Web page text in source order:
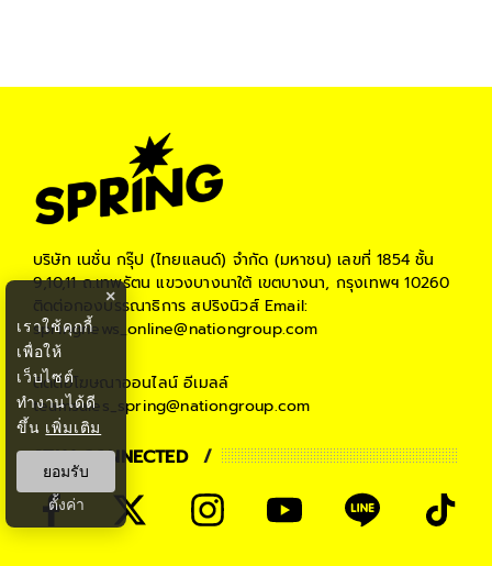
บริษัท เนชั่น กรุ๊ป (ไทยแลนด์) จำกัด (มหาชน) เลขที่ 1854 ชั้น
9,10,11 ถ.เทพรัตน แขวงบางนาใต้ เขตบางนา, กรุงเทพฯ 10260
ติดต่อกองบรรณาธิการ สปริงนิวส์Email:
springnews_online@nationgroup.com
ติดต่อโฆษณาออนไลน์ อีเมลล์
teamsales_spring@nationgroup.com
STAY CONNECTED
×
เราใช้คุกกี้
เพื่อให้
เว็บไซต์
ทำงานได้ดี
ขึ้น เพิ่มเติม
ยอมรับ
ตั้งค่า